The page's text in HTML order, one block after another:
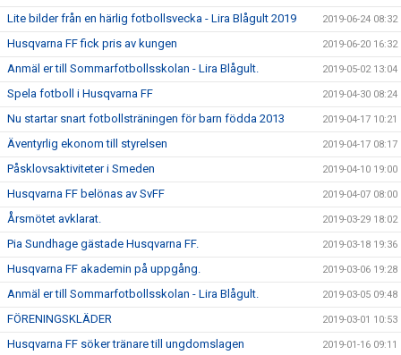
Lite bilder från en härlig fotbollsvecka - Lira Blågult 2019 2019-06-24 08:32
Husqvarna FF fick pris av kungen 2019-06-20 16:32
Anmäl er till Sommarfotbollsskolan - Lira Blågult. 2019-05-02 13:04
Spela fotboll i Husqvarna FF 2019-04-30 08:24
Nu startar snart fotbollsträningen för barn födda 2013 2019-04-17 10:21
Äventyrlig ekonom till styrelsen 2019-04-17 08:17
Påsklovsaktiviteter i Smeden 2019-04-10 19:00
Husqvarna FF belönas av SvFF 2019-04-07 08:00
Årsmötet avklarat. 2019-03-29 18:02
Pia Sundhage gästade Husqvarna FF. 2019-03-18 19:36
Husqvarna FF akademin på uppgång. 2019-03-06 19:28
Anmäl er till Sommarfotbollsskolan - Lira Blågult. 2019-03-05 09:48
FÖRENINGSKLÄDER 2019-03-01 10:53
Husqvarna FF söker tränare till ungdomslagen 2019-01-16 09:11